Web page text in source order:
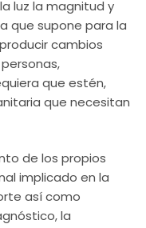
luz la magnitud y
que supone para la
cambios
que estén,
que necesitan
de los propios
implicado en la
así como
la